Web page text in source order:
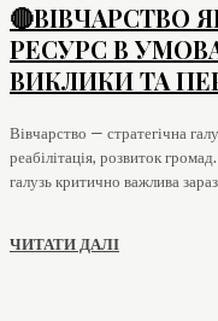
🔴ВІВЧАРСТВО
РЕСУРС В
ВИКЛИКИ ТА
Вівчарство — стратегічна
реабілітація, розвиток
галузь критично важлива
ЧИТАТИ ДАЛІ